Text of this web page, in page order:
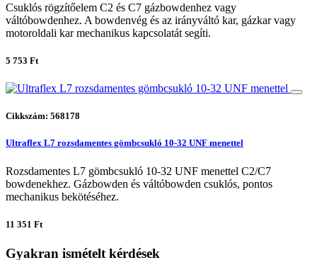
Csuklós rögzítőelem C2 és C7 gázbowdenhez vagy
váltóbowdenhez. A bowdenvég és az irányváltó kar, gázkar vagy
motoroldali kar mechanikus kapcsolatát segíti.
5 753 Ft
Cikkszám: 568178
Ultraflex L7 rozsdamentes gömbcsukló 10-32 UNF menettel
Rozsdamentes L7 gömbcsukló 10-32 UNF menettel C2/C7
bowdenekhez. Gázbowden és váltóbowden csuklós, pontos
mechanikus bekötéséhez.
11 351 Ft
Gyakran ismételt kérdések